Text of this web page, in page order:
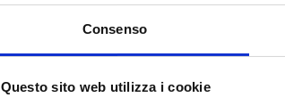
Consenso
Questo sito web utilizza i cookie